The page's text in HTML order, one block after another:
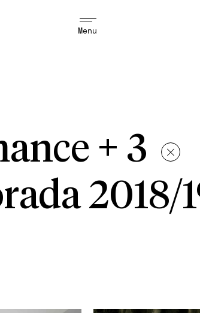
Menu
+ 3
2018/